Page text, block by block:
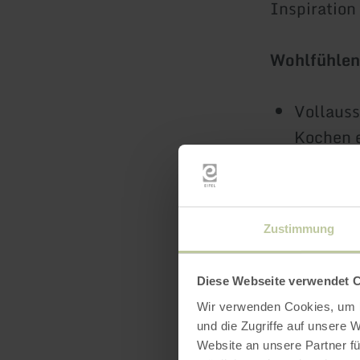
Zustimmung
Diese Webseite verwendet
Wir verwenden Cookies,
und die Zugriffe auf unsere
Website an unsere Partner
Inspiration
Kochen
Grillen
Haus.